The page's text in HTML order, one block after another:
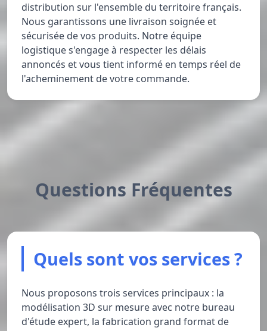
distribution sur l'ensemble du territoire français.
Nous garantissons une livraison soignée et
sécurisée de vos produits. Notre équipe
logistique s'engage à respecter les délais
annoncés et vous tient informé en temps réel de
l'acheminement de votre commande.
Questions Fréquentes
Quels sont vos services ?
Nous proposons trois services principaux : la
modélisation 3D sur mesure avec notre bureau
d'étude expert, la fabrication grand format de